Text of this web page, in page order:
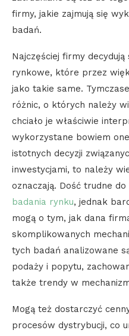
firmy, jakie zajmują się
badań.
Najczęściej firmy
rynkowe, które przez
jako takie same.
różnic, o których należy
chciało je właściwie
wykorzystane bowiem
istotnych decyzji
inwestycjami, to należy
oznaczają. Dość trudne
badania rynku, jednak
mogą o tym, jak dana
skomplikowanych
tych badań analizowane
podaży i popytu,
także trendy w
Mogą też dostarczyć
procesów dystrybucji, co